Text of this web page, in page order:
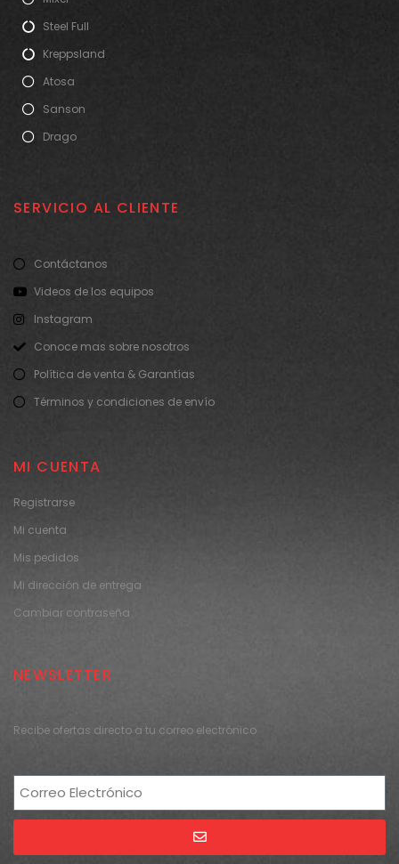
Steel Full
Kreppsland
Atosa
Sanson
Drago
SERVICIO AL CLIENTE
Contáctanos
Videos de los equipos
Instagram
Conoce mas sobre nosotros
Política de venta & Garantías
Términos y condiciones de envío
MI CUENTA
Registrarse
Mi cuenta
Mis pedidos
Mi dirección de entrega
Cambiar contraseña
NEWSLETTER
Recibe ofertas directo a tu correo electrónico